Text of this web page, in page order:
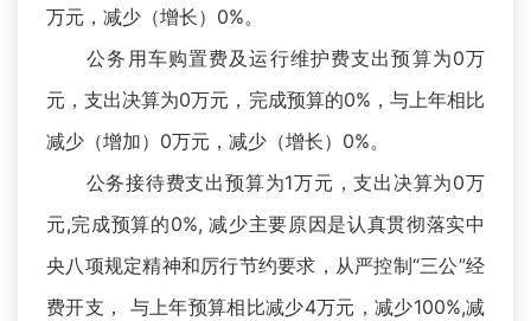
万元，减少（增长）0%。
公务用车购置费及运行维护费支出预算为0万
元，支出决算为0万元，完成预算的0%，与上年相比
减少（增加）0万元，减少（增长）0%。
公务接待费支出预算为1万元，支出决算为0万
元,完成预算的0%, 减少主要原因是认真贯彻落实中
央八项规定精神和厉行节约要求，从严控制“三公”经
费开支， 与上年预算相比减少4万元，减少100%,减